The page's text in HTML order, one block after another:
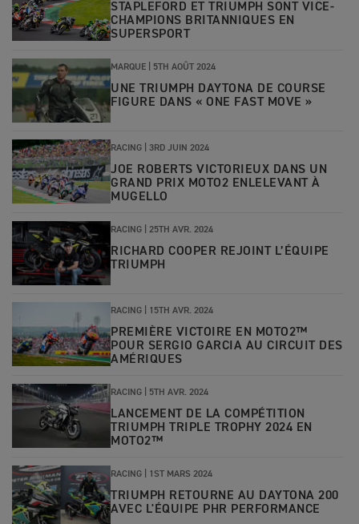
STAPLEFORD ET TRIUMPH SONT VICE-
CHAMPIONS BRITANNIQUES EN
SUPERSPORT
MARQUE | 5TH AOÛT 2024
UNE TRIUMPH DAYTONA DE COURSE
FIGURE DANS « ONE FAST MOVE »
RACING | 3RD JUIN 2024
JOE ROBERTS VICTORIEUX DANS UN
GRAND PRIX MOTO2 ENLELEVANT À
MUGELLO
RACING 25TH AVR. 2024
RICHARD COOPER REJOINT L’ÉQUIPE
TRIUMPH
RACING 15TH AVR. 2024
PREMIÈRE VICTOIRE EN MOTO2™
POUR SERGIO GARCIA AU CIRCUIT DES
AMÉRIQUES
RACING 5TH AVR. 2024
LANCEMENT DE LA COMPÉTITION
TRIUMPH TRIPLE TROPHY 2024 EN
MOTO2™
RACING 1ST MARS 2024
TRIUMPH RETOURNE AU DAYTONA 200
AVEC L'ÉQUIPE PHR PERFORMANCE